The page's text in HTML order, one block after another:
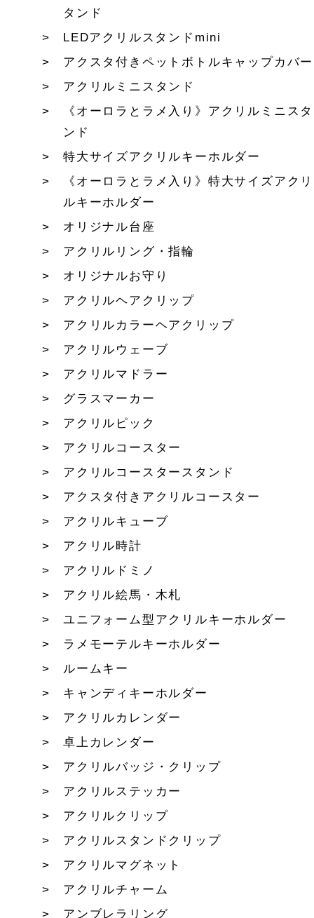
タンド
LEDアクリルスタンドmini
アクスタ付きペットボトルキャップカバー
アクリルミニスタンド
《オーロラとラメ入り》アクリルミニスタ
ンド
特大サイズアクリルキーホルダー
《オーロラとラメ入り》特大サイズアクリ
ルキーホルダー
オリジナル台座
アクリルリング・指輪
オリジナルお守り
アクリルヘアクリップ
アクリルカラーヘアクリップ
アクリルウェーブ
アクリルマドラー
グラスマーカー
アクリルピック
アクリルコースター
アクリルコースタースタンド
アクスタ付きアクリルコースター
アクリルキューブ
アクリル時計
アクリルドミノ
アクリル絵馬・木札
ユニフォーム型アクリルキーホルダー
ラメモーテルキーホルダー
ルームキー
キャンディキーホルダー
アクリルカレンダー
卓上カレンダー
アクリルバッジ・クリップ
アクリルステッカー
アクリルクリップ
アクリルスタンドクリップ
アクリルマグネット
アクリルチャーム
アンブレラリング